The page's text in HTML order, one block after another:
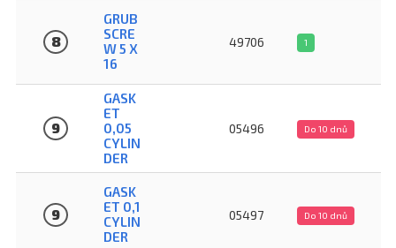
8
GRUB
SCRE
W 5 X
16
49706 1
9
GASK
ET
0,05
CYLIN
DER
05496 Do 10 dnů
9
GASK
ET 0,1
CYLIN
DER
05497 Do 10 dnů